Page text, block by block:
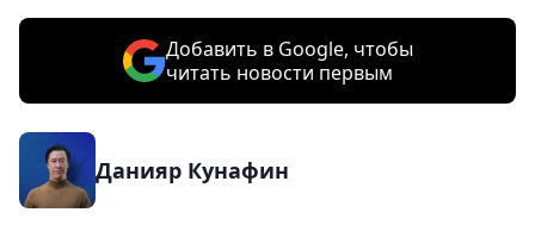
Добавить в Google, чтобы
читать новости первым
Данияр Кунафин